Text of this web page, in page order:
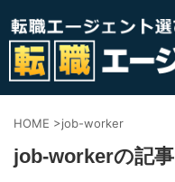
HOME >job-worker
job-workerの記事